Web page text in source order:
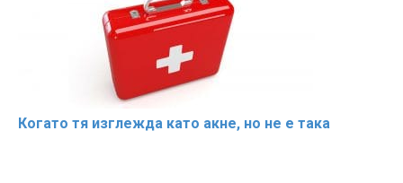
Когато тя изглежда като акне, но не е така